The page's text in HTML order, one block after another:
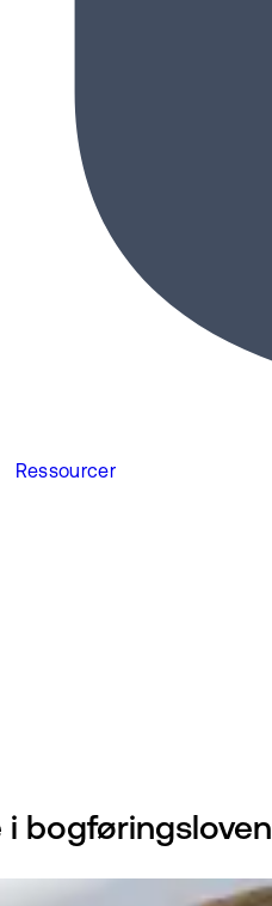
Ressourcer
i bogføringsloven